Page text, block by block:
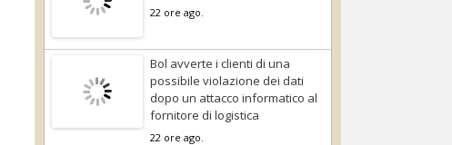
22 ore ago.
Bol avverte i clienti di una
possibile violazione dei dati
dopo un attacco informatico al
fornitore di logistica
22 ore ago.